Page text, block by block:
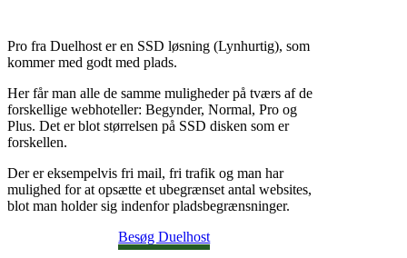
Pro fra Duelhost er en SSD løsning (Lynhurtig), som
kommer med godt med plads.
Her får man alle de samme muligheder på tværs af de
forskellige webhoteller: Begynder, Normal, Pro og
Plus. Det er blot størrelsen på SSD disken som er
forskellen.
Der er eksempelvis fri mail, fri trafik og man har
mulighed for at opsætte et ubegrænset antal websites,
blot man holder sig indenfor pladsbegrænsninger.
Besøg Duelhost